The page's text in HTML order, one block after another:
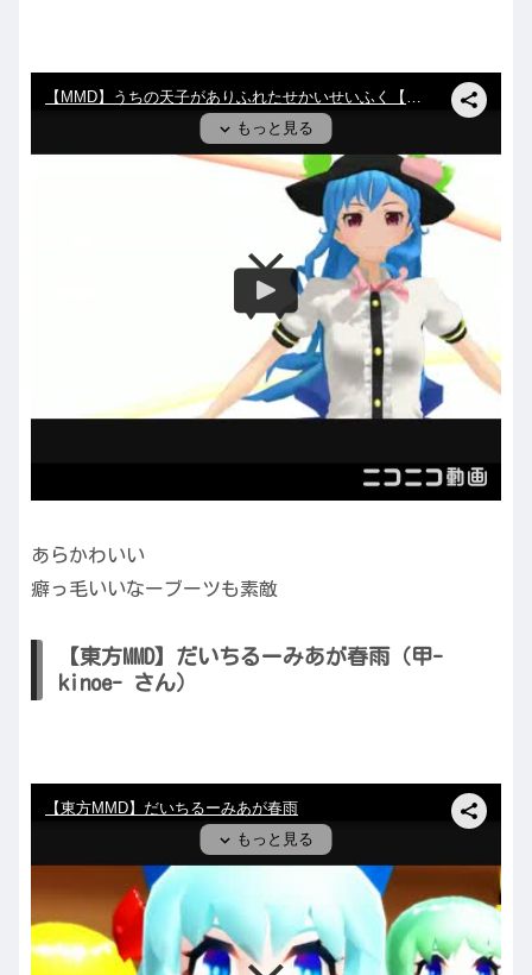
あらかわいい
癖っ毛いいなーブーツも素敵
【東方MMD】だいちるーみあが春雨（甲-
kinoe- さん）